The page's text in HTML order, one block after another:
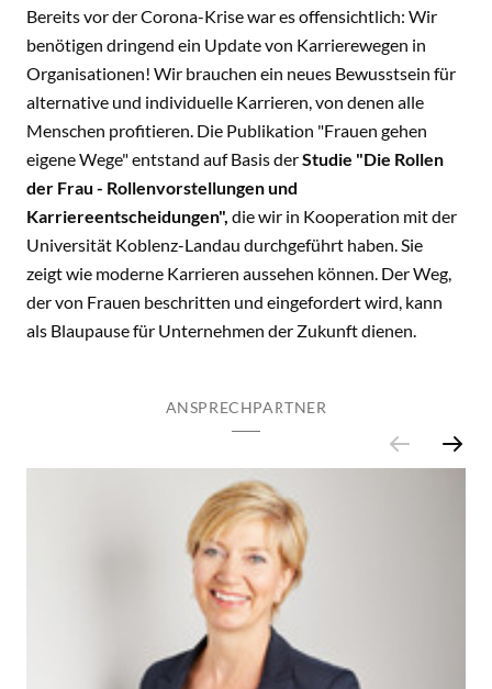
Bereits vor der Corona-Krise war es offensichtlich: Wir
benötigen dringend ein Update von Karrierewegen in
Organisationen! Wir brauchen ein neues Bewusstsein für
alternative und individuelle Karrieren, von denen alle
Menschen profitieren. Die Publikation "Frauen gehen
eigene Wege" entstand auf Basis derStudie "Die Rollen
der Frau - Rollenvorstellungen und
Karriereentscheidungen", die wir in Kooperation mit der
Universität Koblenz-Landau durchgeführt haben. Sie
zeigt wie moderne Karrieren aussehen können. Der Weg,
der von Frauen beschritten und eingefordert wird, kann
als Blaupause für Unternehmen der Zukunft dienen.
ANSPRECHPARTNER